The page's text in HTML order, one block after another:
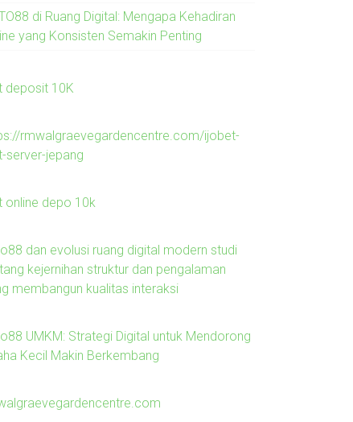
di Ruang Digital: Mengapa Kehadiran
yang Konsisten Semakin Penting
deposit 10K
rmwalgraevegardencentre.com/ijobet-
server-jepang
online depo 10k
dan evolusi ruang digital modern studi
kejernihan struktur dan pengalaman
membangun kualitas interaksi
UMKM: Strategi Digital untuk Mendorong
Kecil Makin Berkembang